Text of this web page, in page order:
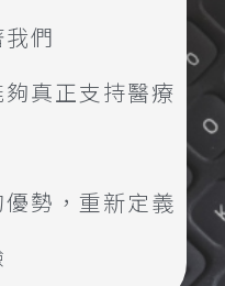
們
真正支持醫療
勢，重新定義